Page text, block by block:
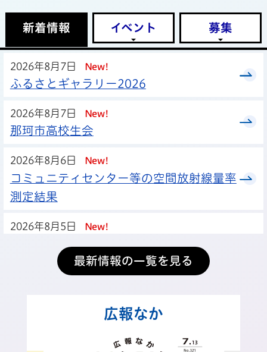
新着情報 イベント 募集
2026年8月7日 New!
ふるさとギャラリー2026
2026年8月7日 New!
那珂市高校生会
2026年8月6日 New!
コミュニティセンター等の空間放射線量率
測定結果
2026年8月5日 New!
10月採用）第二次試験合格発表
令和8年度那珂市職員採用試験（令和9年4
最新情報の一覧を見る
広報なか